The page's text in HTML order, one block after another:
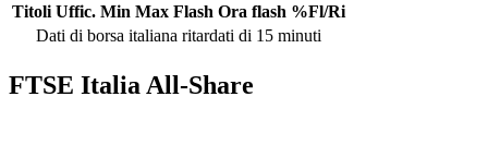
Titoli Uffic. Min Max Flash Ora flash %Fl/Ri
Dati di borsa italiana ritardati di 15 minuti
FTSE Italia All-Share